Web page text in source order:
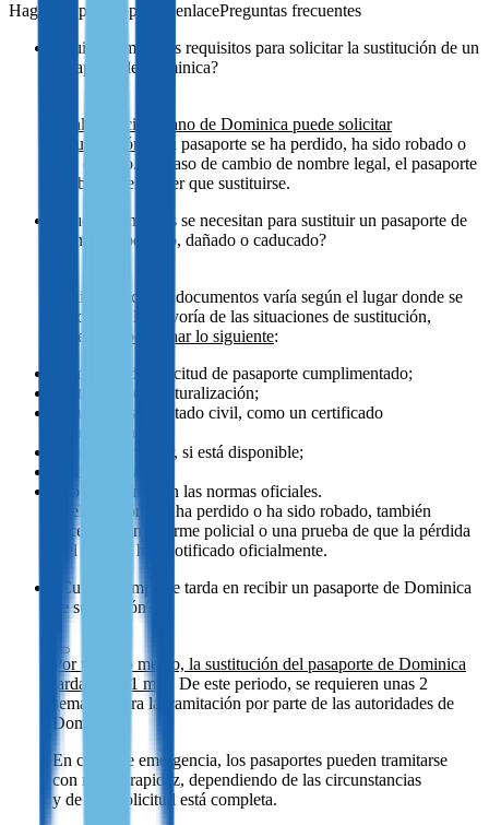
Preguntas frecuentes
¿Quién cumple los requisitos para solicitar la sustitución de un
pasaporte de Dominica?
Cualquier ciudadano de Dominica puede solicitar
la sustitución
si su pasaporte se ha perdido, ha sido robado o
está dañado. En caso de cambio de nombre legal, el pasaporte
también suele tener que sustituirse.
¿Qué documentos se necesitan para sustituir un pasaporte de
Dominica perdido, dañado o caducado?
La lista exacta de documentos varía según el lugar donde se
solicite. En la mayoría de las situaciones de sustitución,
deberá
proporcionar lo siguiente:
formulario de solicitud de pasaporte cumplimentado;
Certificado de Naturalización;
documentos de estado civil, como un certificado
de nacimiento;
pasaporte anterior, si está disponible;
fotos que cumplan las normas oficiales.
Si el pasaporte se ha perdido o ha sido robado, también
necesitará un informe policial o una prueba de que la pérdida
o el robo se han notificado oficialmente.
¿Cuánto tiempo se tarda en recibir un pasaporte de Dominica
de sustitución?
Por término medio, la sustitución del pasaporte de Dominica
tarda hasta 1 mes
. De este periodo, se requieren unas 2
semanas para la tramitación por parte de las autoridades de
Dominica.
En casos de emergencia, los pasaportes pueden tramitarse
con mayor rapidez, dependiendo de las circunstancias
y de si la solicitud está completa.